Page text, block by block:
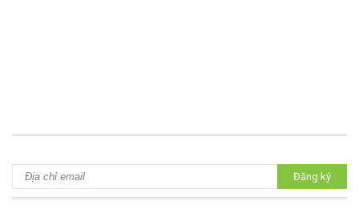
Đăng ký